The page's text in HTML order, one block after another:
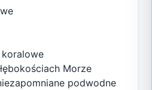
Morze
podwodne